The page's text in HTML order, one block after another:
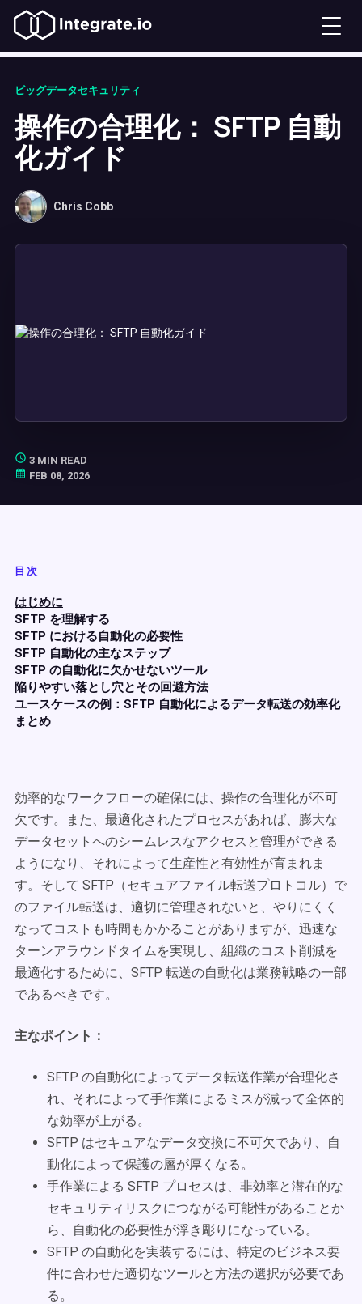
ビッグデータセキュリティ
操作の合理化： SFTP 自動
化ガイド
Chris Cobb
3 MIN READ
FEB 08, 2026
目次
はじめに
SFTP を理解する
SFTP における自動化の必要性
SFTP 自動化の主なステップ
SFTP の自動化に欠かせないツール
陥りやすい落とし穴とその回避方法
ユースケースの例：SFTP 自動化によるデータ転送の効率化
まとめ
効率的なワークフローの確保には、操作の合理化が不可
欠です。また、最適化されたプロセスがあれば、膨大な
データセットへのシームレスなアクセスと管理ができる
ようになり、それによって生産性と有効性が育まれま
す。そして SFTP（セキュアファイル転送プロトコル）で
のファイル転送は、適切に管理されないと、やりにくく
なってコストも時間もかかることがありますが、迅速な
ターンアラウンドタイムを実現し、組織のコスト削減を
最適化するために、SFTP 転送の自動化は業務戦略の一部
であるべきです。
主なポイント：
SFTP の自動化によってデータ転送作業が合理化さ
れ、それによって手作業によるミスが減って全体的
な効率が上がる。
SFTP はセキュアなデータ交換に不可欠であり、自
動化によって保護の層が厚くなる。
手作業による SFTP プロセスは、非効率と潜在的な
セキュリティリスクにつながる可能性があることか
ら、自動化の必要性が浮き彫りになっている。
SFTP の自動化を実装するには、特定のビジネス要
件に合わせた適切なツールと方法の選択が必要であ
る。